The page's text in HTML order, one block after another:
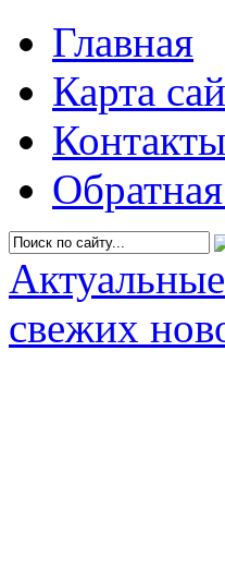
Главная
Карта
Контакты
свежих